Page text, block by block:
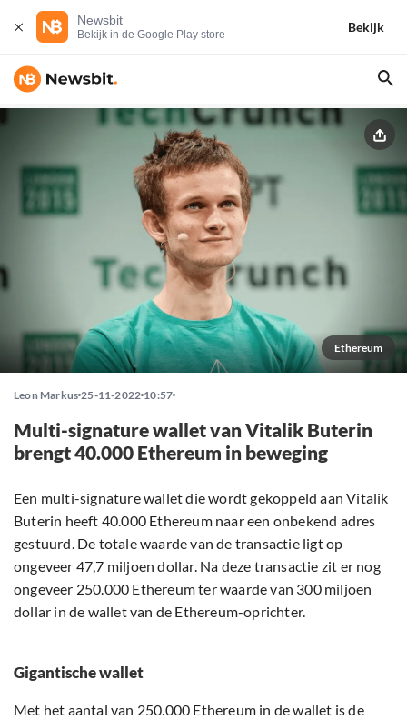
Newsbit
Bekijk in de Google Play store
Bekijk
Ethereum
Leon Markus 25-11-2022 10:57
Multi-signature wallet van Vitalik Buterin
brengt 40.000 Ethereum in beweging
Een multi-signature wallet die wordt gekoppeld aan Vitalik
Buterin heeft 40.000 Ethereum naar een onbekend adres
gestuurd. De totale waarde van de transactie ligt op
ongeveer 47,7 miljoen dollar. Na deze transactie zit er nog
ongeveer 250.000 Ethereum ter waarde van 300 miljoen
dollar in de wallet van de Ethereum-oprichter.
Gigantische wallet
Met het aantal van 250.000 Ethereum in de wallet is de